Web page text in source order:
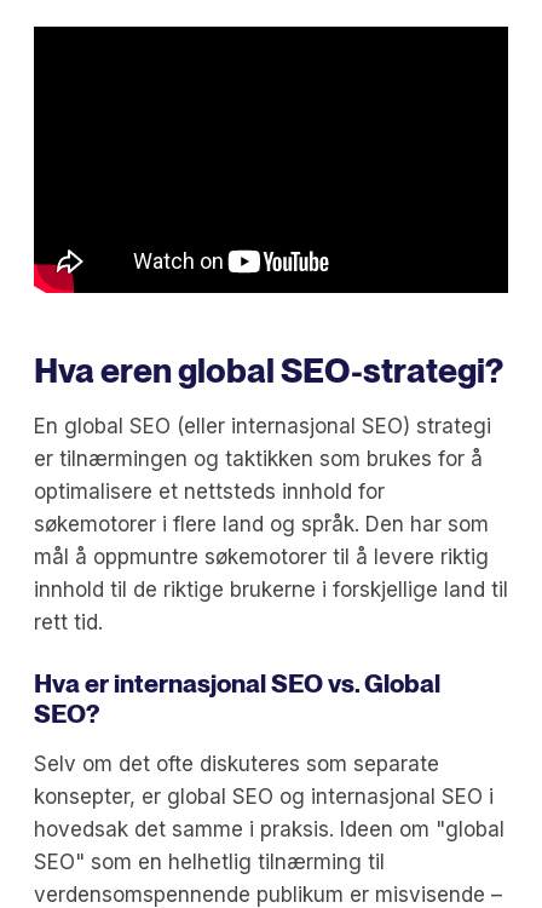
‍Hva eren global SEO-strategi?
En global SEO (eller internasjonal SEO) strategi
er tilnærmingen og taktikken som brukes for å
optimalisere et nettsteds innhold for
søkemotorer i flere land og språk. Den har som
mål å oppmuntre søkemotorer til å levere riktig
innhold til de riktige brukerne i forskjellige land til
rett tid.
Hva er internasjonal SEO vs. Global
SEO?
Selv om det ofte diskuteres som separate
konsepter, er global SEO og internasjonal SEO i
hovedsak det samme i praksis. Ideen om "global
SEO" som en helhetlig tilnærming til
verdensomspennende publikum er misvisende –